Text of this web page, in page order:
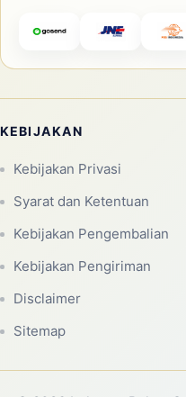
KEBIJAKAN
Kebijakan Privasi
Syarat dan Ketentuan
Kebijakan Pengembalian
Kebijakan Pengiriman
Disclaimer
Sitemap